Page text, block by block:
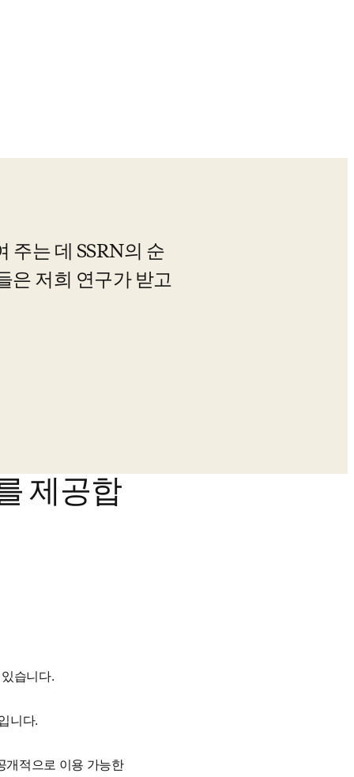
주는 데 SSRN의 순
은 저희 연구가 받고
제공합
습니다.
니다.
개적으로 이용 가능한